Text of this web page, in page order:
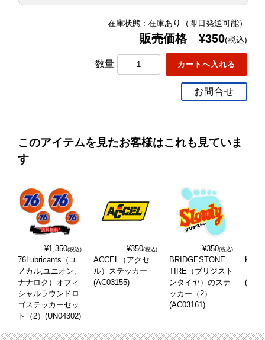
在庫状態 : 在庫あり（即日発送可能）
販売価格 ¥350(税込)
数量
お問合せ
このアイテムを見たお客様はこれも見ていま
す
¥1,350(税込)
76Lubricants（ユ
ノカル,ユニオン,
ナナロク）オフィ
シャルラウンドロ
ゴステッカーセッ
ト（2）(UN04302)
¥350(税込)
ACCEL（アクセ
ル）ステッカー
(AC03155)
¥350(税込)
BRIDGESTONE
TIRE（ブリジスト
ンタイヤ）のステ
ッカー（2）
(AC03161)